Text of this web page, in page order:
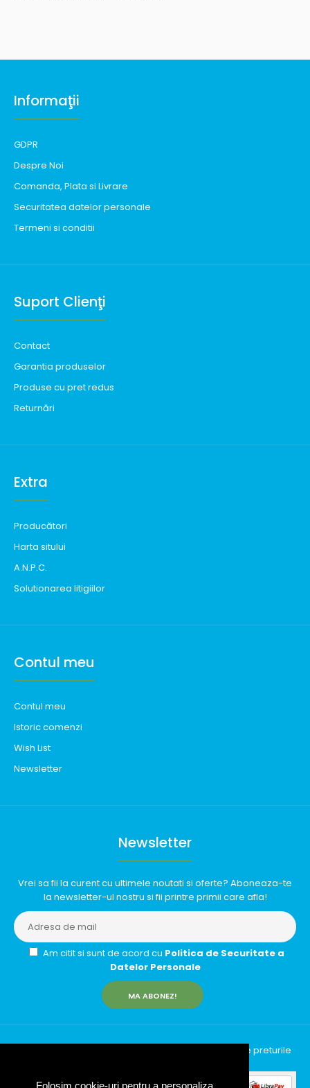
Folosim cookie-uri pentru a personaliza
Informaţii
GDPR
Despre Noi
Comanda, Plata si Livrare
Securitatea datelor personale
Termeni si conditii
Suport Clienţi
Contact
Garantia produselor
Produse cu pret redus
Returnări
Extra
Producători
Harta sitului
A.N.P.C.
Solutionarea litigiilor
Contul meu
Contul meu
Istoric comenzi
Wish List
Newsletter
Newsletter
Vrei sa fii la curent cu ultimele noutati si oferte? Aboneaza-te
la newsletter-ul nostru si fii printre primii care afla!
Am citit si sunt de acord cu Politica de Securitate a
Datelor Personale
MA ABONEZ!
InfinityRun © 2026 Toate drepturile rezervate | Toate preturile